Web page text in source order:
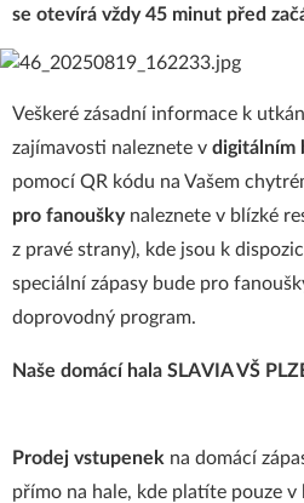
se otevírá vždy 45 minut před
Veškeré zásadní informace k
zajímavosti naleznete v digitálním
pomocí QR kódu na Vašem
pro fanouškynaleznete v blízké
z pravé strany), kde jsou k
speciální zápasy bude pro
doprovodný program.
Naše domácí hala SLAVIA VŠ
Prodej vstupenek na domácí
přímo na hale, kde platíte pouze